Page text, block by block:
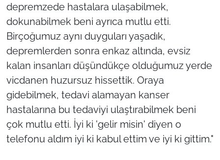
depremzede hastalara ulaşabilmek,
dokunabilmek beni ayrıca mutlu etti.
Birçoğumuz aynı duyguları yaşadık,
depremlerden sonra enkaz altında, evsiz
kalan insanları düşündükçe olduğumuz yerde
vicdanen huzursuz hissettik. Oraya
gidebilmek, tedavi alamayan kanser
hastalarına bu tedaviyi ulaştırabilmek beni
çok mutlu etti. İyi ki 'gelir misin' diyen o
telefonu aldım iyi ki kabul ettim ve iyi ki gittim."